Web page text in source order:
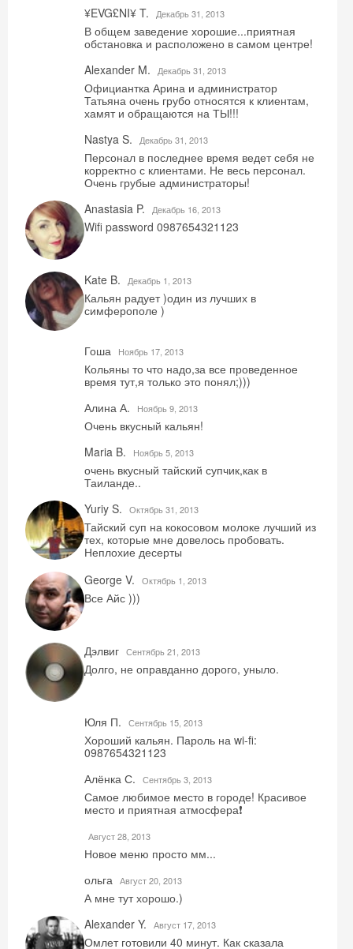
¥EVG£NI¥ T.
Декабрь 31, 2013
В общем заведение хорошие...приятная
обстановка и расположено в самом центре!
Alexander M.
Декабрь 31, 2013
Официантка Арина и администратор
Татьяна очень грубо относятся к клиентам,
хамят и обращаются на ТЫ!!!
Nastya S.
Декабрь 31, 2013
Персонал в последнее время ведет себя не
корректно с клиентами. Не весь персонал.
Очень грубые администраторы!
Anastasia P.
Декабрь 16, 2013
Wifi password 0987654321123
Kate B. Декабрь 1, 2013
Кальян радует )один из лучших в
симферополе )
Гоша Ноябрь 17, 2013
Кольяны то что надо,за все проведенное
время тут,я только это понял;)))
Алина А.
Ноябрь 9, 2013
Очень вкусный кальян!
Maria B.
Ноябрь 5, 2013
очень вкусный тайский супчик,как в
Таиланде..
Yuriy S.
Октябрь 31, 2013
Тайский суп на кокосовом молоке лучший из
тех, которые мне довелось пробовать.
Неплохие десерты
George V.
Октябрь 1, 2013
Все Айс )))
Дэлвиг Сентябрь 21, 2013
Долго, не оправданно дорого, уныло.
Юля П. Сентябрь 15, 2013
Хороший кальян. Пароль на wi-fi:
0987654321123
Алёнка С.
Сентябрь 3, 2013
Самое любимое место в городе! Красивое
место и приятная атмосфера❗
Август 28, 2013
Новое меню просто мм...
ольга Август 20, 2013
А мне тут хорошо.)
Alexander Y.
Август 17, 2013
Омлет готовили 40 минут. Как сказала